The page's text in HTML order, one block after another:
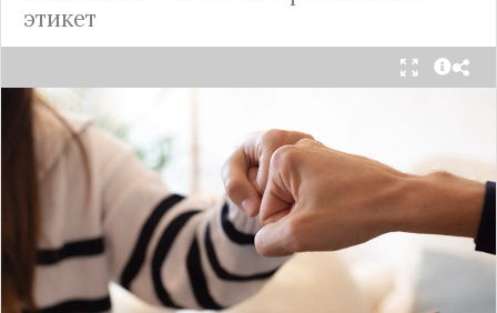
этикет
Мы часто думаем, что доверие рушится из-за
серьёзных предательств. Но на самом деле оно
трещит по швам гораздо раньше — в момент,
когда в разговоре звучит невинная на первый
взгляд фраза. Подробнее об этом рассказывает
«Этикет и психология общения» на Дзене.
«Да я никому не расскажу, правда». И через пару
дней вашу историю пересказывает другой